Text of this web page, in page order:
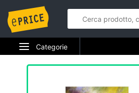
Categorie
Elettrodomestici
Informatica